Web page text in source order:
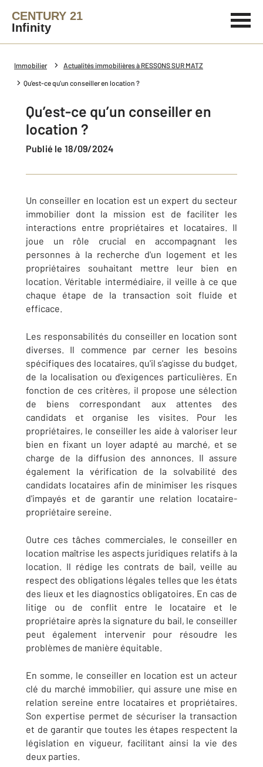
CENTURY 21
Infinity
Immobilier Actualités immobilières à RESSONS SUR MATZ
Qu’est-ce qu’un conseiller en location ?
Qu’est-ce qu’un conseiller en
location ?
Publié le 18/09/2024
Un conseiller en location est un expert du secteur
immobilier dont la mission est de faciliter les
interactions entre propriétaires et locataires. Il
joue un rôle crucial en accompagnant les
personnes à la recherche d'un logement et les
propriétaires souhaitant mettre leur bien en
location. Véritable intermédiaire, il veille à ce que
chaque étape de la transaction soit fluide et
efficace.
Les responsabilités du conseiller en location sont
diverses. Il commence par cerner les besoins
spécifiques des locataires, qu'il s'agisse du budget,
de la localisation ou d'exigences particulières. En
fonction de ces critères, il propose une sélection
de biens correspondant aux attentes des
candidats et organise les visites. Pour les
propriétaires, le conseiller les aide à valoriser leur
bien en fixant un loyer adapté au marché, et se
charge de la diffusion des annonces. Il assure
également la vérification de la solvabilité des
candidats locataires afin de minimiser les risques
d'impayés et de garantir une relation locataire-
propriétaire sereine.
Outre ces tâches commerciales, le conseiller en
location maîtrise les aspects juridiques relatifs à la
location. Il rédige les contrats de bail, veille au
respect des obligations légales telles que les états
des lieux et les diagnostics obligatoires. En cas de
litige ou de conflit entre le locataire et le
propriétaire après la signature du bail, le conseiller
peut également intervenir pour résoudre les
problèmes de manière équitable.
En somme, le conseiller en location est un acteur
clé du marché immobilier, qui assure une mise en
relation sereine entre locataires et propriétaires.
Son expertise permet de sécuriser la transaction
et de garantir que toutes les étapes respectent la
législation en vigueur, facilitant ainsi la vie des
deux parties.